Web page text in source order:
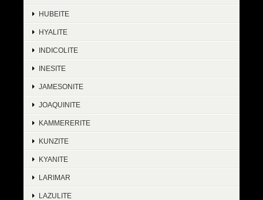
HUBEITE
HYALITE
INDICOLITE
INESITE
JAMESONITE
JOAQUINITE
KAMMERERITE
KUNZITE
KYANITE
LARIMAR
LAZULITE